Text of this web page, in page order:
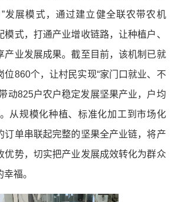
发展模式，通过建立健全联农带农机
模式，打通产业增收链路，让种植户、
产业发展成果。截至目前，该机制已就
位860个，让村民实现“家门口就业、不
动825户农户稳定发展坚果产业，户均
从规模化种植、标准化加工到市场化
订单串联起完整的坚果全产业链，将产
优势，切实把产业发展成效转化为群众
福。